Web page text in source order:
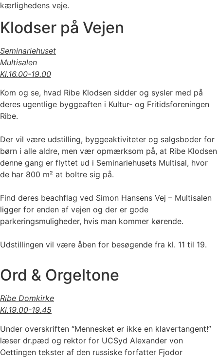
kærlighedens veje.
Klodser på Vejen
Seminariehuset
Multisalen
Kl.16.00-19.00
Kom og se, hvad Ribe Klodsen sidder og sysler med på
deres ugentlige byggeaften i Kultur- og Fritidsforeningen
Ribe.
Der vil være udstilling, byggeaktiviteter og salgsboder for
børn i alle aldre, men vær opmærksom på, at Ribe Klodsen
denne gang er flyttet ud i Seminariehusets Multisal, hvor
de har 800 m² at boltre sig på.
Find deres beachflag ved Simon Hansens Vej – Multisalen
ligger for enden af vejen og der er gode
parkeringsmuligheder, hvis man kommer kørende.
Udstillingen vil være åben for besøgende fra kl. 11 til 19.
Ord & Orgeltone
Ribe Domkirke
Kl.19.00-19.45
Under overskriften “Mennesket er ikke en klavertangent!”
læser dr.pæd og rektor for UCSyd Alexander von
Oettingen tekster af den russiske forfatter Fjodor